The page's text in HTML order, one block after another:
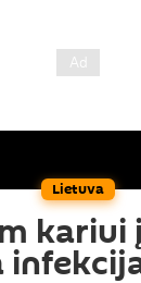
Lietuva
kariui